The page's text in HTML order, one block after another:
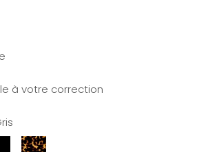
à votre correction
Ecaille